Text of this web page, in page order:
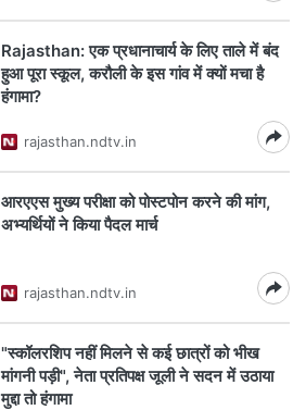
Rajasthan: एक प्रधानाचार्य के लिए ताले में बंद
हुआ पूरा स्कूल, करौली के इस गांव में क्यों मचा है
हंगामा?
rajasthan.ndtv.in
आरएएस मुख्‍य परीक्षा को पोस्‍टपोन करने की मांग,
अभ्‍यर्थ‍ियों ने क‍िया पैदल मार्च
rajasthan.ndtv.in
"स्कॉलरशिप नहीं मिलने से कई छात्रों को भीख
मांगनी पड़ी", नेता प्रतिपक्ष जूली ने सदन में उठाया
मुद्दा तो हंगामा